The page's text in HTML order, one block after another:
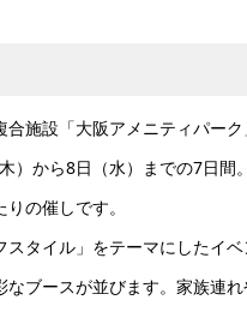
施設「大阪アメニティパー
）から8日（水）までの7日
の催しです。
タイル」をテーマにしたイ
ブースが並びます。家族連